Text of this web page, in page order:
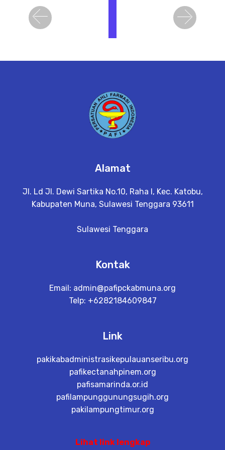
Previous Next
Alamat
Jl. Ld Jl. Dewi Sartika No.10, Raha I, Kec. Katobu,
Kabupaten Muna, Sulawesi Tenggara 93611
Sulawesi Tenggara
Kontak
Email: admin@pafipckabmuna.org
Telp: +6282184609847
Link
pakikabadministrasikepulauanseribu.org
pafikectanahpinem.org
pafisamarinda.or.id
pafilampunggunungsugih.org
pakilampungtimur.org
Lihat link lengkap